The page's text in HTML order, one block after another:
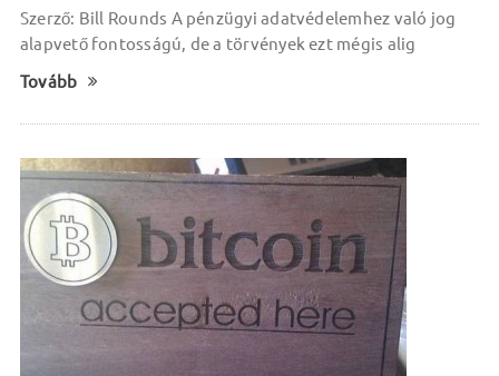
Szerző: Bill Rounds A pénzügyi adatvédelemhez való jog
alapvető fontosságú, de a törvények ezt mégis alig
Tovább